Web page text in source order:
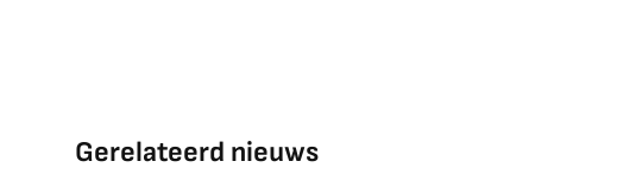
Gerelateerd nieuws